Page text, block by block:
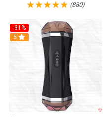
(880)
-31%
5